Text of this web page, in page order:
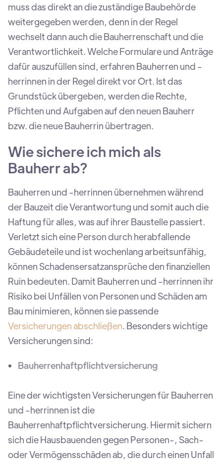
muss das direkt an die zuständige Baubehörde
weitergegeben werden, denn in der Regel
wechselt dann auch die Bauherrenschaft und die
Verantwortlichkeit. Welche Formulare und Anträge
dafür auszufüllen sind, erfahren Bauherren und -
herrinnen in der Regel direkt vor Ort. Ist das
Grundstück übergeben, werden die Rechte,
Pflichten und Aufgaben auf den neuen Bauherr
bzw. die neue Bauherrin übertragen.
Wie sichere ich mich als
Bauherr ab?
Bauherren und -herrinnen übernehmen während
der Bauzeit die Verantwortung und somit auch die
Haftung für alles, was auf ihrer Baustelle passiert.
Verletzt sich eine Person durch herabfallende
Gebäudeteile und ist wochenlang arbeitsunfähig,
können Schadensersatzansprüche den finanziellen
Ruin bedeuten. Damit Bauherren und -herrinnen ihr
Risiko bei Unfällen von Personen und Schäden am
Bau minimieren, können sie passende
Versicherungen abschließen. Besonders wichtige
Versicherungen sind:
Bauherrenhaftpflichtversicherung
Eine der wichtigsten Versicherungen für Bauherren
und -herrinnen ist die
Bauherrenhaftpflichtversicherung. Hiermit sichern
sich die Hausbauenden gegen Personen-, Sach-
oder Vermögensschäden ab, die durch einen Unfall